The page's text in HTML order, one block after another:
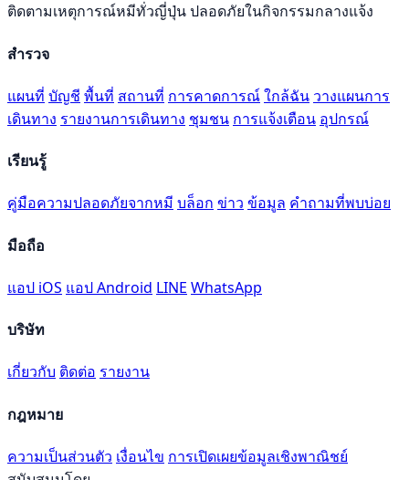
ติดตามเหตุการณ์หมีทั่วญี่ปุ่น ปลอดภัยในกิจกรรมกลางแจ้ง
สำรวจ
แผนที่ บัญชี พื้นที่ สถานที่ การคาดการณ์ใกล้ฉัน วางแผนการ
เดินทาง รายงานการเดินทาง ชุมชน การแจ้งเตือน อุปกรณ์
เรียนรู้
คู่มือความปลอดภัยจากหมี บล็อก ข่าว ข้อมูล คำถามที่พบบ่อย
มือถือ
แอป iOS แอป Android LINE WhatsApp
บริษัท
เกี่ยวกับ ติดต่อ รายงาน
กฎหมาย
ความเป็นส่วนตัว เงื่อนไข การเปิดเผยข้อมูลเชิงพาณิชย์